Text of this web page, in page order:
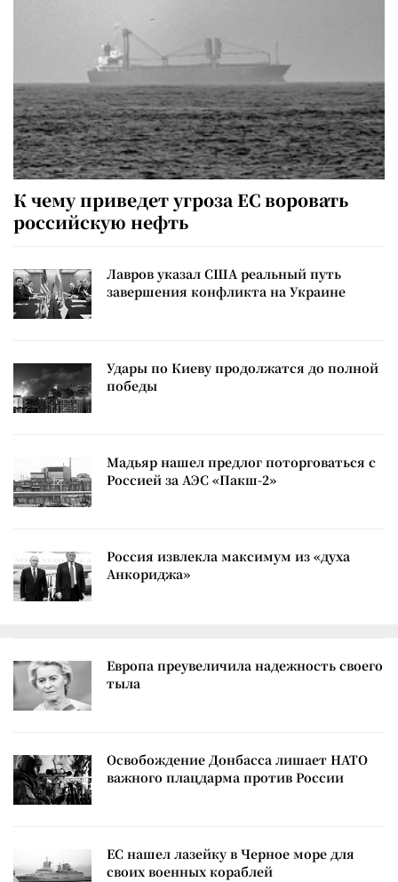
К чему приведет угроза ЕС воровать
российскую нефть
Лавров указал США реальный путь
завершения конфликта на Украине
Удары по Киеву продолжатся до полной
победы
Мадьяр нашел предлог поторговаться с
Россией за АЭС «Пакш-2»
Россия извлекла максимум из «духа
Анкориджа»
Европа преувеличила надежность своего
тыла
Освобождение Донбасса лишает НАТО
важного плацдарма против России
ЕС нашел лазейку в Черное море для
своих военных кораблей